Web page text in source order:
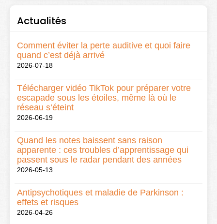
Actualités
Comment éviter la perte auditive et quoi faire
quand c’est déjà arrivé
2026-07-18
Télécharger vidéo TikTok pour préparer votre
escapade sous les étoiles, même là où le
réseau s’éteint
2026-06-19
Quand les notes baissent sans raison
apparente : ces troubles d’apprentissage qui
passent sous le radar pendant des années
2026-05-13
Antipsychotiques et maladie de Parkinson :
effets et risques
2026-04-26